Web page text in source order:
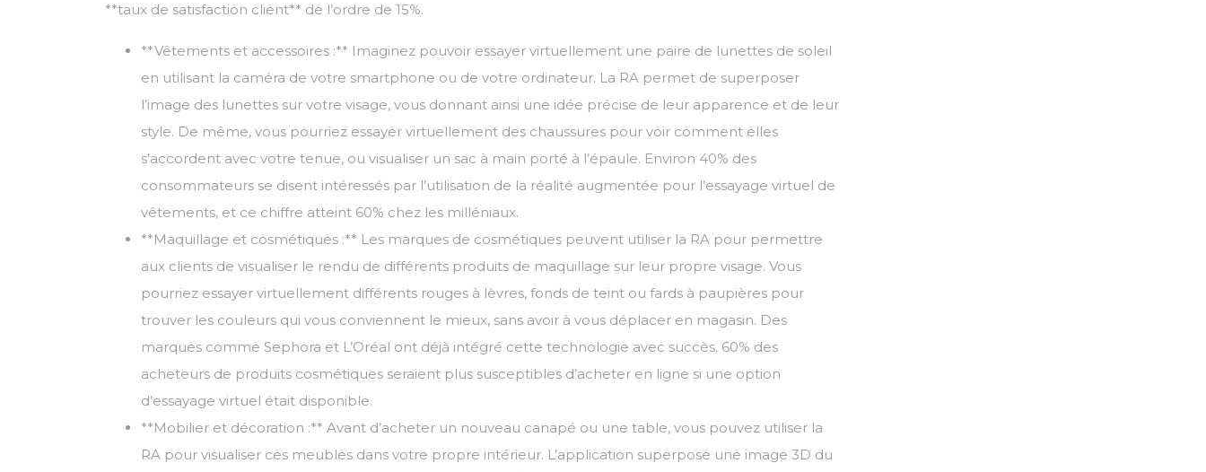
**taux de satisfaction client** de l’ordre de 15%.
**Vêtements et accessoires :** Imaginez pouvoir essayer virtuellement une paire de lunettes de soleil
en utilisant la caméra de votre smartphone ou de votre ordinateur. La RA permet de superposer
l’image des lunettes sur votre visage, vous donnant ainsi une idée précise de leur apparence et de leur
style. De même, vous pourriez essayer virtuellement des chaussures pour voir comment elles
s’accordent avec votre tenue, ou visualiser un sac à main porté à l’épaule. Environ 40% des
consommateurs se disent intéressés par l’utilisation de la réalité augmentée pour l’essayage virtuel de
vêtements, et ce chiffre atteint 60% chez les milléniaux.
**Maquillage et cosmétiques :** Les marques de cosmétiques peuvent utiliser la RA pour permettre
aux clients de visualiser le rendu de différents produits de maquillage sur leur propre visage. Vous
pourriez essayer virtuellement différents rouges à lèvres, fonds de teint ou fards à paupières pour
trouver les couleurs qui vous conviennent le mieux, sans avoir à vous déplacer en magasin. Des
marques comme Sephora et L’Oréal ont déjà intégré cette technologie avec succès. 60% des
acheteurs de produits cosmétiques seraient plus susceptibles d’acheter en ligne si une option
d’essayage virtuel était disponible.
**Mobilier et décoration :** Avant d’acheter un nouveau canapé ou une table, vous pouvez utiliser la
RA pour visualiser ces meubles dans votre propre intérieur. L’application superpose une image 3D du